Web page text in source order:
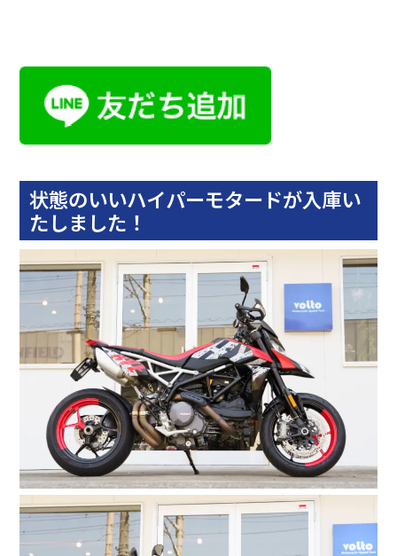
状態のいいハイパーモタードが入庫い
たしました！